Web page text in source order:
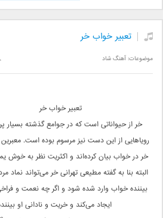
تعبیر خواب خر
موضوعات:آهنگ شاد
تعبیر خواب خر
خر از حیواناتی است که در جوامع گذشته بسیار پر
رویاهایی از این دست نیز مرسوم بوده است.
خر در خواب بیان کرده‌اند و اکثریت نظر به خوش
البته بنا به گفته مطیعی تهرانی خر می‌تواند نماد
بیننده خواب وارد شده شود و اگر چه نعمت و
ایجاد می‌کند و خریت و نادانی او